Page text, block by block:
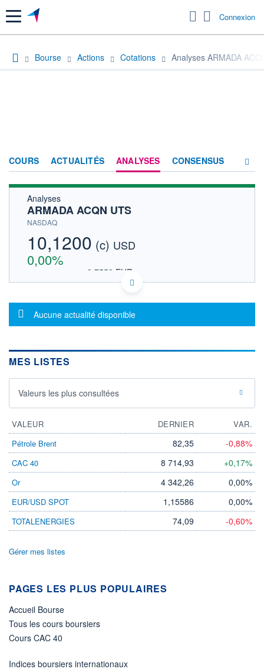
Menu Connexion
Bourse Actions Cotations Analyses ARMADA
COURS ACTUALITÉS ANALYSES CONSENSUS
ACTIONNAIRES
Analyses
ARMADA ACQN UTS
NASDAQ
10,1200 (c) USD
0,00%
8,7553 EUR
DONNÉES TEMPS DIFFÉRÉ
Politique d'exécution
Cotation sur les autres places
0,0000
0,0000 0,0000
VOLUME
0 0,00%
VALORISATION
LIMITE À LA
BAISSE
0,0000
LIMITE À LA
0,0000
- -
DERNIER
ÉCHANGE
23.07.26 / 22:00:00
ÉLIGIBILITÉ
Non éligible
+ PORTEFEUILLE
Message d'information
Aucune actualité disponible
MES LISTES
Valeurs les plus consultées
VALEUR DERNIER
VAR.
Pétrole Brent
82,35 -0,88%
CAC 40 8 714,93 +0,17%
Or 4 342,26 0,00%
EUR/USD SPOT 1,15586 0,00%
TOTALENERGIES 74,09 -0,60%
Gérer mes listes
PAGES LES PLUS POPULAIRES
Accueil Bourse
Tous les cours boursiers
Cours CAC 40
Indices boursiers internationaux